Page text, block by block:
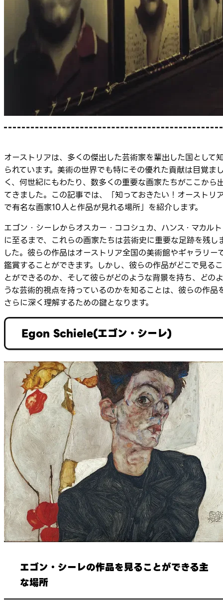
オーストリアは、多くの傑出した芸術家を輩出した国として
られています。美術の世界でも特にその優れた貢献は目覚ま
く、何世紀にもわたり、数多くの重要な画家たちがここから
てきました。この記事では、「知っておきたい！オーストリ
で有名な画家10人と作品が見れる場所」を紹介します。
エゴン・シーレからオスカー・ココシュカ、ハンス・マカルト
に至るまで、これらの画家たちは芸術史に重要な足跡を残し
した。彼らの作品はオーストリア全国の美術館やギャラリー
鑑賞することができます。しかし、彼らの作品がどこで見るこ
とができるのか、そして彼らがどのような背景を持ち、どのよ
うな芸術的視点を持っているのかを知ることは、彼らの作品
さらに深く理解するための鍵となります。
Egon Schiele(エゴン・シーレ)
エゴン・シーレの作品を見ることができる主
な場所